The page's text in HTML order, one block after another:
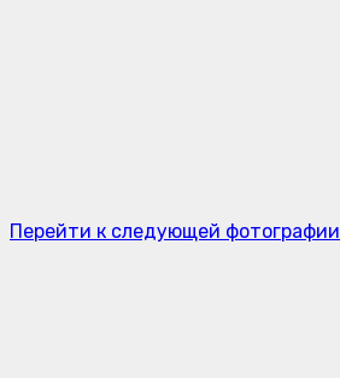
Перейти к следующей фотографии